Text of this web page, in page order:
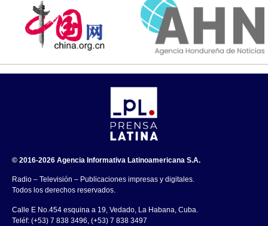
© 2016-2026 Agencia Informativa Latinoamericana S.A.
Radio – Televisión – Publicaciones impresas y digitales.
Todos los derechos reservados.
Calle E No.454 esquina a 19, Vedado, La Habana, Cuba.
Teléf: (+53) 7 838 3496, (+53) 7 838 3497